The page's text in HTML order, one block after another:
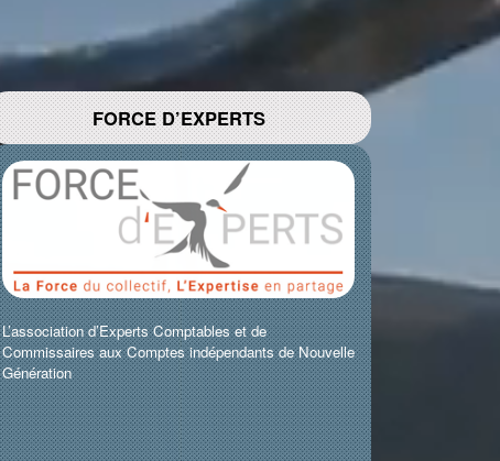
FORCE D’EXPERTS
L’association d’Experts Comptables et de
Commissaires aux Comptes indépendants de Nouvelle
Génération